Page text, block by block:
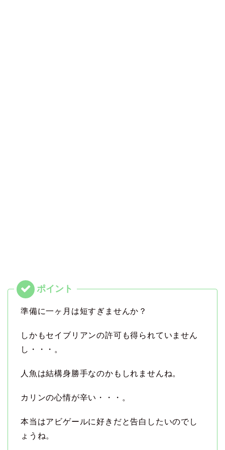
準備に一ヶ月は短すぎませんか？
しかもセイブリアンの許可も得られていません
し・・・。
人魚は結構身勝手なのかもしれませんね。
カリンの心情が辛い・・・。
本当はアビゲールに好きだと告白したいのでし
ょうね。